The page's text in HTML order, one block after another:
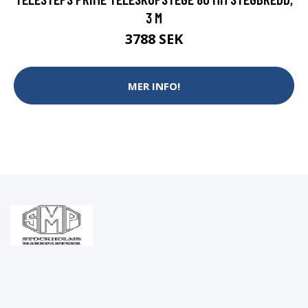
3 M
3788 SEK
MER INFO!